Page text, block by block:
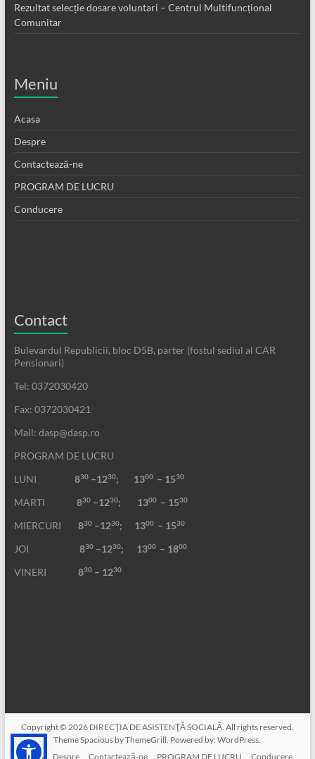
Rezultat selecție dosare voluntari – Centrul Multifuncțional
Comunitar
Meniu
Acasa
Despre
Contactează-ne
PROGRAM DE LUCRU
Conducere
Contact
Bulevardul Republicii, bloc D5B, parter (fostul sediul al CAR
Pensionari)
Tel: 0372030420
Fax: 0372030421
Mail: dasp@dasp.ro
PROGRAM DE LUCRU
LUNI
830–1230; 1300 – 1530
MARTI 830–1230; 1300 – 1530
MIERCURI 830–1230; 1300 – 1530
JOI 830–1230; 1300 – 1800
VINERI 830– 1230
Copyright © 2026 DIRECŢIA DE ASISTENŢĂ SOCIALĂ. All rights reserved.
ThemeSpacious by ThemeGrill. Powered by:WordPress
Acasa
Despre Contactează-ne PROGRAM DE LUCRU Conducere